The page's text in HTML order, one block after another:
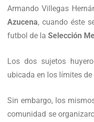
Armando Villegas
Azucena, cuando éste
futbol de la Selección
Los dos sujetos
ubicada en los límites
Sin embargo, los
comunidad se